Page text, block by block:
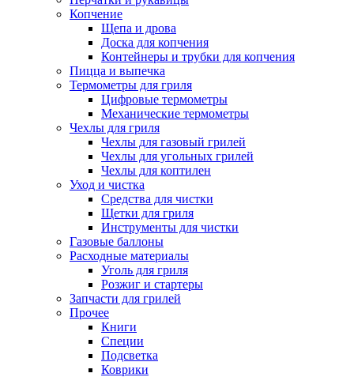
Копчение
Щепа и дрова
Доска для копчения
Контейнеры и трубки для копчения
Пицца и выпечка
Термометры для гриля
Цифровые термометры
Механические термометры
Чехлы для гриля
Чехлы для газовый грилей
Чехлы для угольных грилей
Чехлы для коптилен
Уход и чистка
Средства для чистки
Щетки для гриля
Инструменты для чистки
Газовые баллоны
Расходные материалы
Уголь для гриля
Розжиг и стартеры
Запчасти для грилей
Прочее
Книги
Специи
Подсветка
Коврики